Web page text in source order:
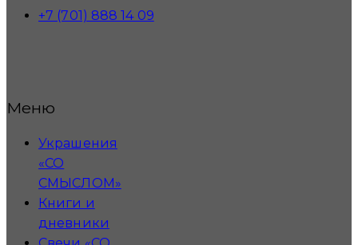
+7 (701) 888 14 09
Меню
Украшения
«СО
СМЫСЛОМ»
Книги и
дневники